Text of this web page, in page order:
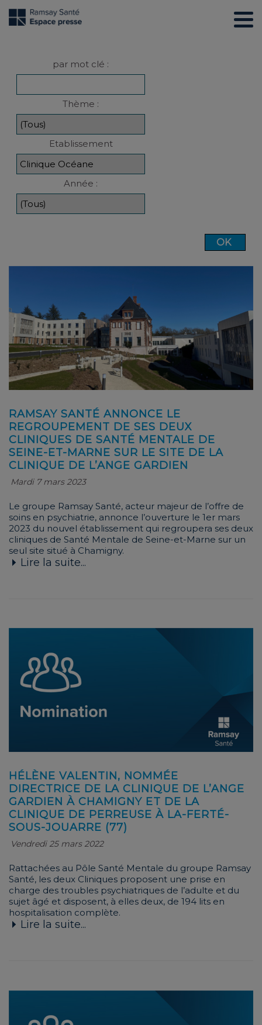
par mot clé :
Thème :
Etablissement
Année :
OK
RAMSAY SANTÉ ANNONCE LE
REGROUPEMENT DE SES DEUX
CLINIQUES DE SANTÉ MENTALE DE
SEINE-ET-MARNE SUR LE SITE DE LA
CLINIQUE DE L’ANGE GARDIEN
Mardi 7 mars 2023
Le groupe Ramsay Santé, acteur majeur de l’offre de
soins en psychiatrie, annonce l’ouverture le 1er mars
2023 du nouvel établissement qui regroupera ses deux
cliniques de Santé Mentale de Seine-et-Marne sur un
seul site situé à Chamigny.
Lire la suite...
HÉLÈNE VALENTIN, NOMMÉE
DIRECTRICE DE LA CLINIQUE DE L’ANGE
GARDIEN À CHAMIGNY ET DE LA
CLINIQUE DE PERREUSE À LA-FERTÉ-
SOUS-JOUARRE (77)
Vendredi 25 mars 2022
Rattachées au Pôle Santé Mentale du groupe Ramsay
Santé, les deux Cliniques proposent une prise en
charge des troubles psychiatriques de l’adulte et du
sujet âgé et disposent, à elles deux, de 194 lits en
hospitalisation complète.
Lire la suite...